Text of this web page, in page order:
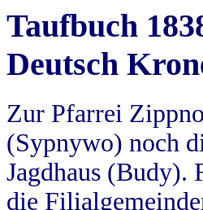
Taufbuch
Deutsch
Zur Pfarrei
(Sypnywo) noch
Jagdhaus (Budy).
die